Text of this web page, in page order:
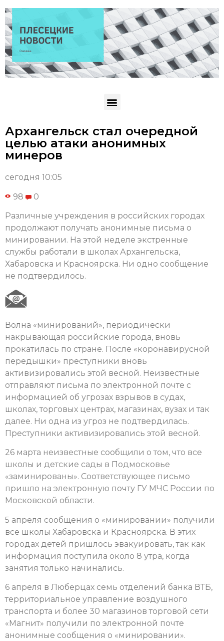
Архангельск стал очередной
целью атаки анонимных
минеров
сегодня 10:05
98 0
Различные учреждения в российских городах
продолжают получать анонимные письма о
минировании. На этой неделе экстренные
службы работали в школах Архангельска,
Хабаровска и Красноярска. Ни одно сообщение
не подтвердилось.
Волна «минирований», периодически
накрывающая российские города, вновь
прокатилась по стране. После «коронавирусной
передышки» преступники вновь
активизировались этой весной. Неизвестные
отправляют письма по электронной почте с
информацией об угрозах взрывов в судах,
школах, торговых центрах, магазинах, вузах и так
далее. Ни одна из угроз не подтвердилась.
Преступники активизировались этой весной.
26 марта неизвестные сообщили о том, что все
школы и детские сады в Подмосковье
«заминированы». Соответствующее письмо
пришло на электронную почту ГУ МЧС России по
Московской области.
5 апреля сообщения о «минировании» получили
все школы Хабаровска и Красноярска. В этих
городах детей пришлось эвакуировать, так как
информация поступила около 8 утра, когда
занятия только начинались.
6 апреля в Люберцах семь отделений банка ВТБ,
территориальное управление воздушного
транспорта и более 30 магазинов торговой сети
«Магнит» получили по электронной почте
анонимные сообщения о «минировании».